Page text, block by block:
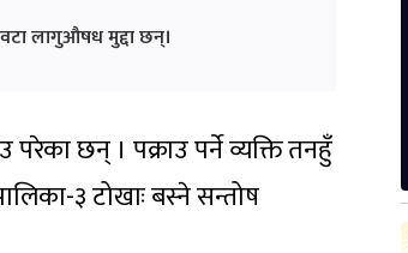
लागुऔषध मुद्दा छन्।
छन् । पक्राउ पर्ने व्यक्ति तनहुँ
३ टोखाः बस्ने सन्तोष